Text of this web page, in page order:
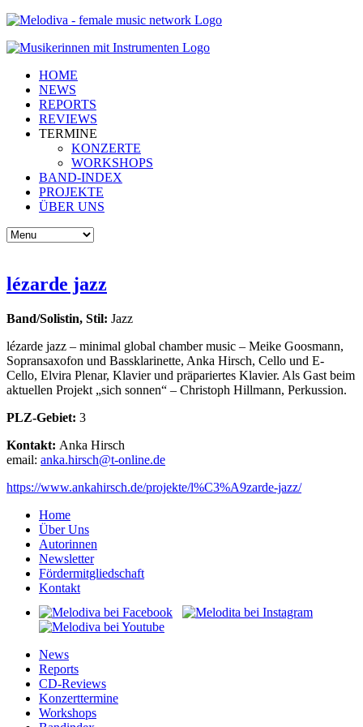
HOME
NEWS
REPORTS
REVIEWS
TERMINE
KONZERTE
WORKSHOPS
BAND-INDEX
PROJEKTE
ÜBER UNS
lézarde jazz
Band/Solistin, Stil: Jazz
lézarde jazz – minimal global chamber music – Meike Goosmann,
Sopransaxofon und Bassklarinette, Anka Hirsch, Cello und E-
Cello, Elvira Plenar, Klavier und präpariertes Klavier. Als Gast beim
aktuellen Projekt „sich sonnen“ – Christoph Hillmann, Perkussion.
PLZ-Gebiet: 3
Kontakt: Anka Hirsch
email:
ed.en
ilno-
t@hcs
rih.a
kna
https://www.ankahirsch.de/projekte/l%C3%A9zarde-jazz/
Home
Über Uns
Autorinnen
Newsletter
Fördermitgliedschaft
Kontakt
News
Reports
CD-Reviews
Konzerttermine
Workshops